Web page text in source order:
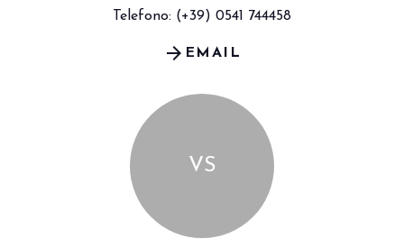
Telefono: (+39) 0541 744458
EMAIL
arrow_forward
VS